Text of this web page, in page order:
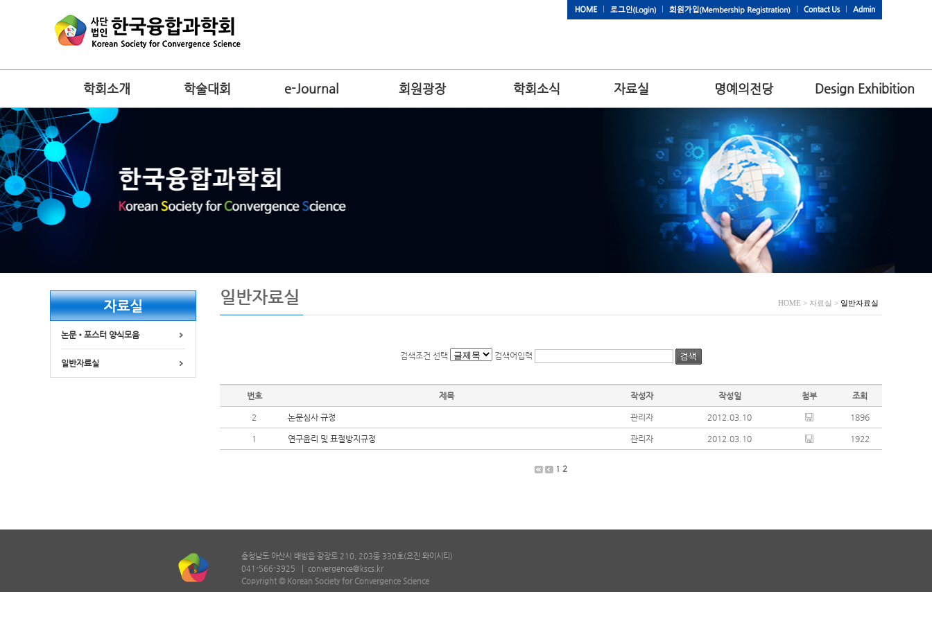
학회소개 학술대회 e-Journal 회원광장 학회소식 자료실 명예의전당 Design Exhibition
논문•포스터 양식모음
일반자료실
일반자료실 HOME > 자료실 > 일반자료실
검색조건 선택 검색어입력
번호 제목 작성자 작성일 첨부 조회
2 논문심사 규정 관리자 2012.03.10 1896
1 연구윤리 및 표절방지규정 관리자 2012.03.10 1922
1 2
충청남도 아산시 배방읍 광장로 210, 203동 330호(요진 와이시티)
041-566-3925 | convergence@kscs.kr
Copyright © Korean Society for Convergence Science